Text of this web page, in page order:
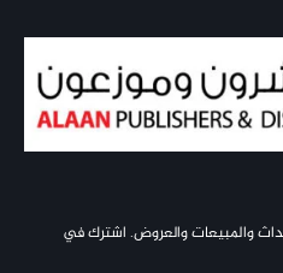
والمبيعات والعروض. اشترك في